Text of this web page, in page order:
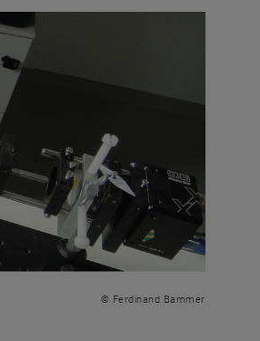
© Ferdinand Bammer